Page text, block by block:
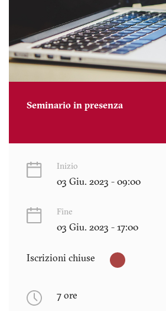
Seminario in presenza
Inizio
03 Giu. 2023 - 09:00
Fine
03 Giu. 2023 - 17:00
Iscrizioni chiuse
7 ore